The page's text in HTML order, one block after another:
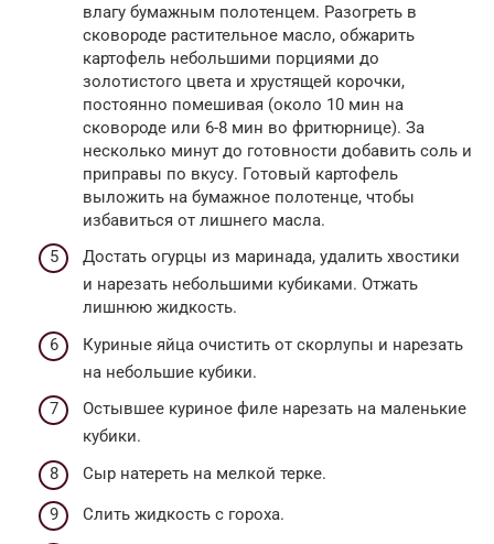
влагу бумажным полотенцем. Разогреть в
сковороде растительное масло, обжарить
картофель небольшими порциями до
золотистого цвета и хрустящей корочки,
постоянно помешивая (около 10 мин на
сковороде или 6-8 мин во фритюрнице). За
несколько минут до готовности добавить соль и
приправы по вкусу. Готовый картофель
выложить на бумажное полотенце, чтобы
избавиться от лишнего масла.
Достать огурцы из маринада, удалить хвостики
и нарезать небольшими кубиками. Отжать
лишнюю жидкость.
Куриные яйца очистить от скорлупы и нарезать
на небольшие кубики.
Остывшее куриное филе нарезать на маленькие
кубики.
Сыр натереть на мелкой терке.
Слить жидкость с гороха.